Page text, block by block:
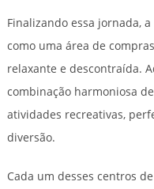
Finalizando essa jornada,
como uma área de
relaxante e descontraída.
combinação harmoniosa
atividades recreativas,
diversão.
Cada um desses centros